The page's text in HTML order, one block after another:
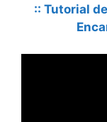
:: Tutorial